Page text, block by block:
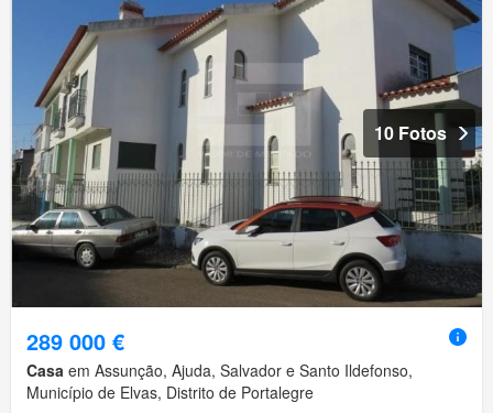
10 Fotos
289 000 €
Casa em Assunção, Ajuda, Salvador e Santo Ildefonso,
Município de Elvas, Distrito de Portalegre